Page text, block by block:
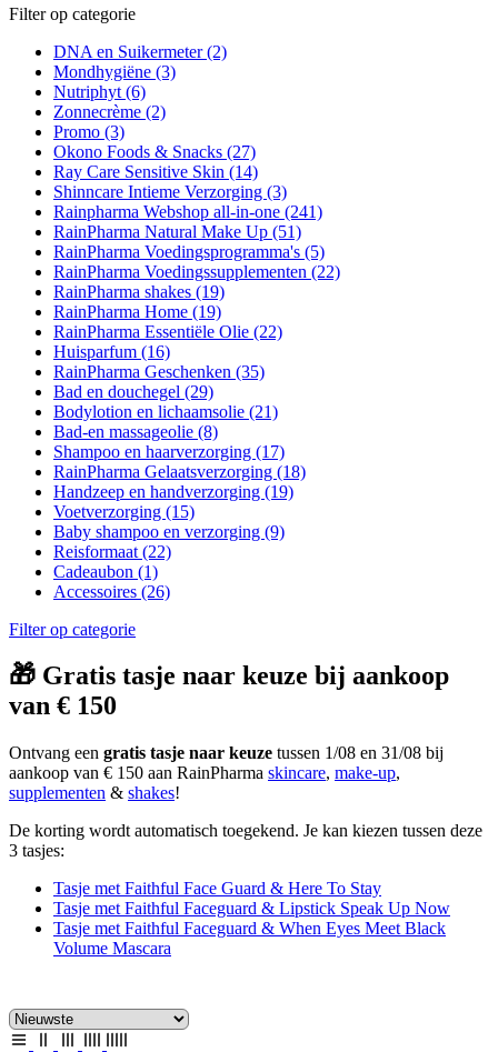
Filter op categorie
DNA en Suikermeter(2)
Mondhygiëne (3)
Nutriphyt (6)
Zonnecrème (2)
Promo (3)
Okono Foods & Snacks (27)
Ray Care Sensitive Skin (14)
Shinncare Intieme Verzorging (3)
Rainpharma Webshop all-in-one (241)
RainPharma Natural Make Up (51)
RainPharma Voedingsprogramma's (5)
RainPharma Voedingssupplementen (22)
RainPharma shakes (19)
RainPharma Home (19)
RainPharma Essentiële Olie (22)
Huisparfum (16)
RainPharma Geschenken (35)
Bad en douchegel (29)
Bodylotion en lichaamsolie (21)
Bad-en massageolie (8)
Shampoo en haarverzorging (17)
RainPharma Gelaatsverzorging (18)
Handzeep en handverzorging (19)
Voetverzorging (15)
Baby shampoo en verzorging (9)
Reisformaat (22)
Cadeaubon (1)
Accessoires (26)
Filter op categorie
🎁 Gratis tasje naar keuze bij aankoop
van € 150
Ontvang een gratis tasje naar keuze tussen 1/08 en 31/08 bij
aankoop van € 150 aan RainPharma skincare, make-up,
supplementen & shakes!
De korting wordt automatisch toegekend. Je kan kiezen tussen deze
3 tasjes:
Tasje met Faithful Face Guard & Here To Stay
Tasje met Faithful Faceguard & Lipstick Speak Up Now
Tasje met Faithful Faceguard & When Eyes Meet Black
Volume Mascara